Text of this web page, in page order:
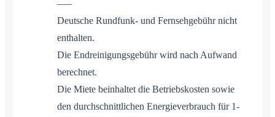
—–
Deutsche Rundfunk- und Fernsehgebühr nicht
enthalten.
Die Endreinigungsgebühr wird nach Aufwand
berechnet.
Die Miete beinhaltet die Betriebskosten sowie
den durchschnittlichen Energieverbrauch für 1-